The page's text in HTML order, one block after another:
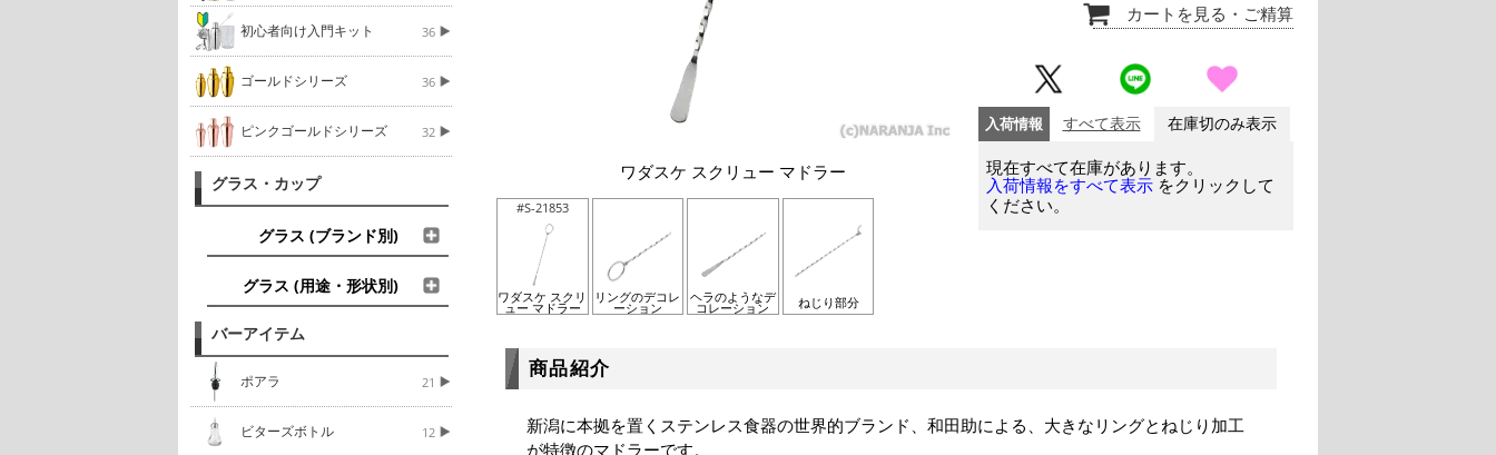
初心者向け入門キット 36
ゴールドシリーズ 36
ピンクゴールドシリーズ 32
グラス・カップ
グラス (ブランド別)
グラス (用途・形状別)
バーアイテム
ポアラ 21
ビターズボトル 12
ワダスケ スクリュー マドラー
#S-21853
ワダスケ スクリ
ュー マドラー
リングのデコレ
ーション
ヘラのようなデ
コレーション ねじり部分
カートを見る ・ご精算
入荷情報 すべて表示 在庫切のみ表示
現在すべて在庫があります。
入荷情報をすべて表示 をクリックして
ください。
商品紹介
新潟に本拠を置くステンレス食器の世界的ブランド、和田助による、大きなリングとねじり加工
が特徴のマドラーです。